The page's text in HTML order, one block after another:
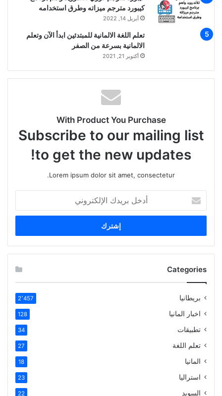
كيبورد مترجم ميزاته وطرق استخدامه
أبريل 14, 2022
تعلم اللغة الالمانية للمبتدئين ابدأ الآن وتعلم
الالمانية بسرعة من الصفر
أكتوبر 21, 2021
With Product You Purchase
Subscribe to our mailing list
to get the new updates!
Lorem ipsum dolor sit amet, consectetur.
أدخل
بريدك
الإلكتروني
Categories
بريطانيا 2٬457
اخبار المانيا 128
تطبيقات 34
تعلم اللغة 27
المانيا 18
استراليا 23
السويد 22